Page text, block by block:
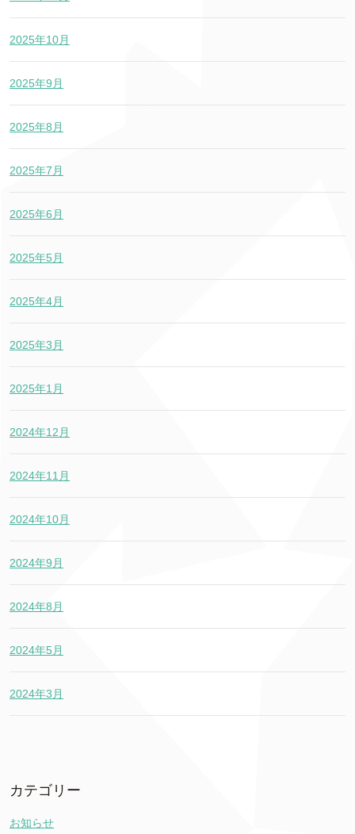
2025年10月
2025年9月
2025年8月
2025年7月
2025年6月
2025年5月
2025年4月
2025年3月
2025年1月
2024年12月
2024年11月
2024年10月
2024年9月
2024年8月
2024年5月
2024年3月
カテゴリー
お知らせ